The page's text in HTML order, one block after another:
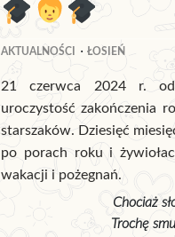
AKTUALNOŚCI ŁOSIEŃ
21 czerwca 2024 r.
uroczystość zakończenia
starszaków. Dziesięć
po porach roku i
wakacji i pożegnań.
Chociaż
Trochę